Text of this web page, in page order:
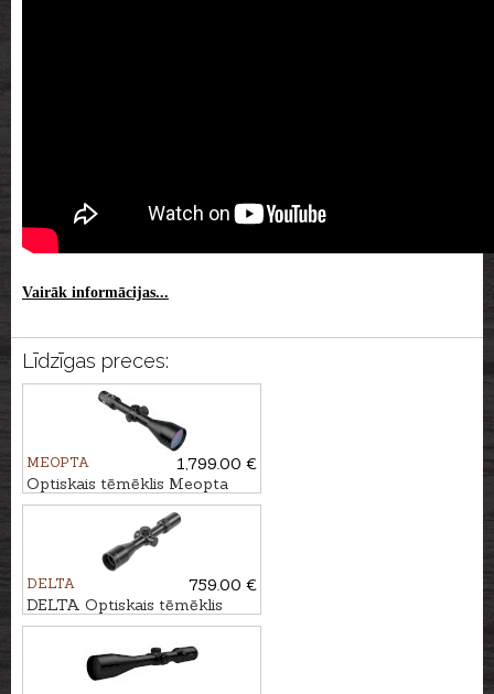
Vairāk informācijas...
Līdzīgas preces:
MEOPTA
1,799.00 €
Optiskais tēmēklis Meopta
MeoStar R2 2.5-15x56 RD PA
DELTA
759.00 €
DELTA Optiskais tēmēklis
Titanium 1.5-9x45 HD #4A-S